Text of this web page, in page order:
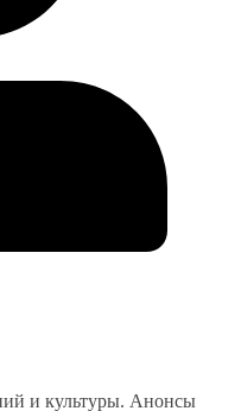
и культуры. Анонсы